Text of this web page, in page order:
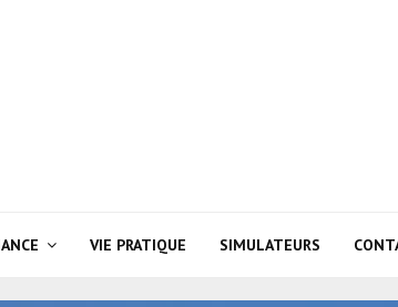
VIE PRATIQUE SIMULATEURS